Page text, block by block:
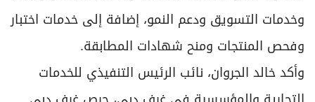
وخدمات التسويق ودعم النمو، إضافة إلى خدمات اختبار
وفحص المنتجات ومنح شهادات المطابقة.
وأكد خالد الجروان، نائب الرئيس التنفيذي للخدمات